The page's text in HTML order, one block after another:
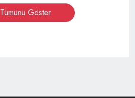
Tümünü Göster